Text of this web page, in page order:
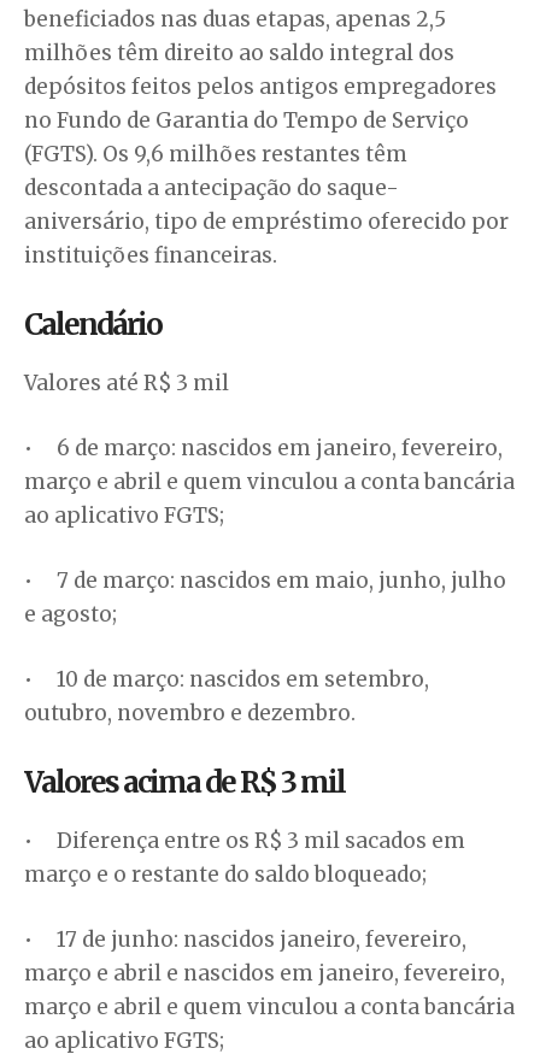
beneficiados nas duas etapas, apenas 2,5
milhões têm direito ao saldo integral dos
depósitos feitos pelos antigos empregadores
no Fundo de Garantia do Tempo de Serviço
(FGTS). Os 9,6 milhões restantes têm
descontada a antecipação do saque-
aniversário, tipo de empréstimo oferecido por
instituições financeiras.
Calendário
Valores até R$ 3 mil
• 6 de março: nascidos em janeiro, fevereiro,
março e abril e quem vinculou a conta bancária
ao aplicativo FGTS;
• 7 de março: nascidos em maio, junho, julho
e agosto;
• 10 de março: nascidos em setembro,
outubro, novembro e dezembro.
Valores acima de R$ 3 mil
• Diferença entre os R$ 3 mil sacados em
março e o restante do saldo bloqueado;
• 17 de junho: nascidos janeiro, fevereiro,
março e abril e nascidos em janeiro, fevereiro,
março e abril e quem vinculou a conta bancária
ao aplicativo FGTS;